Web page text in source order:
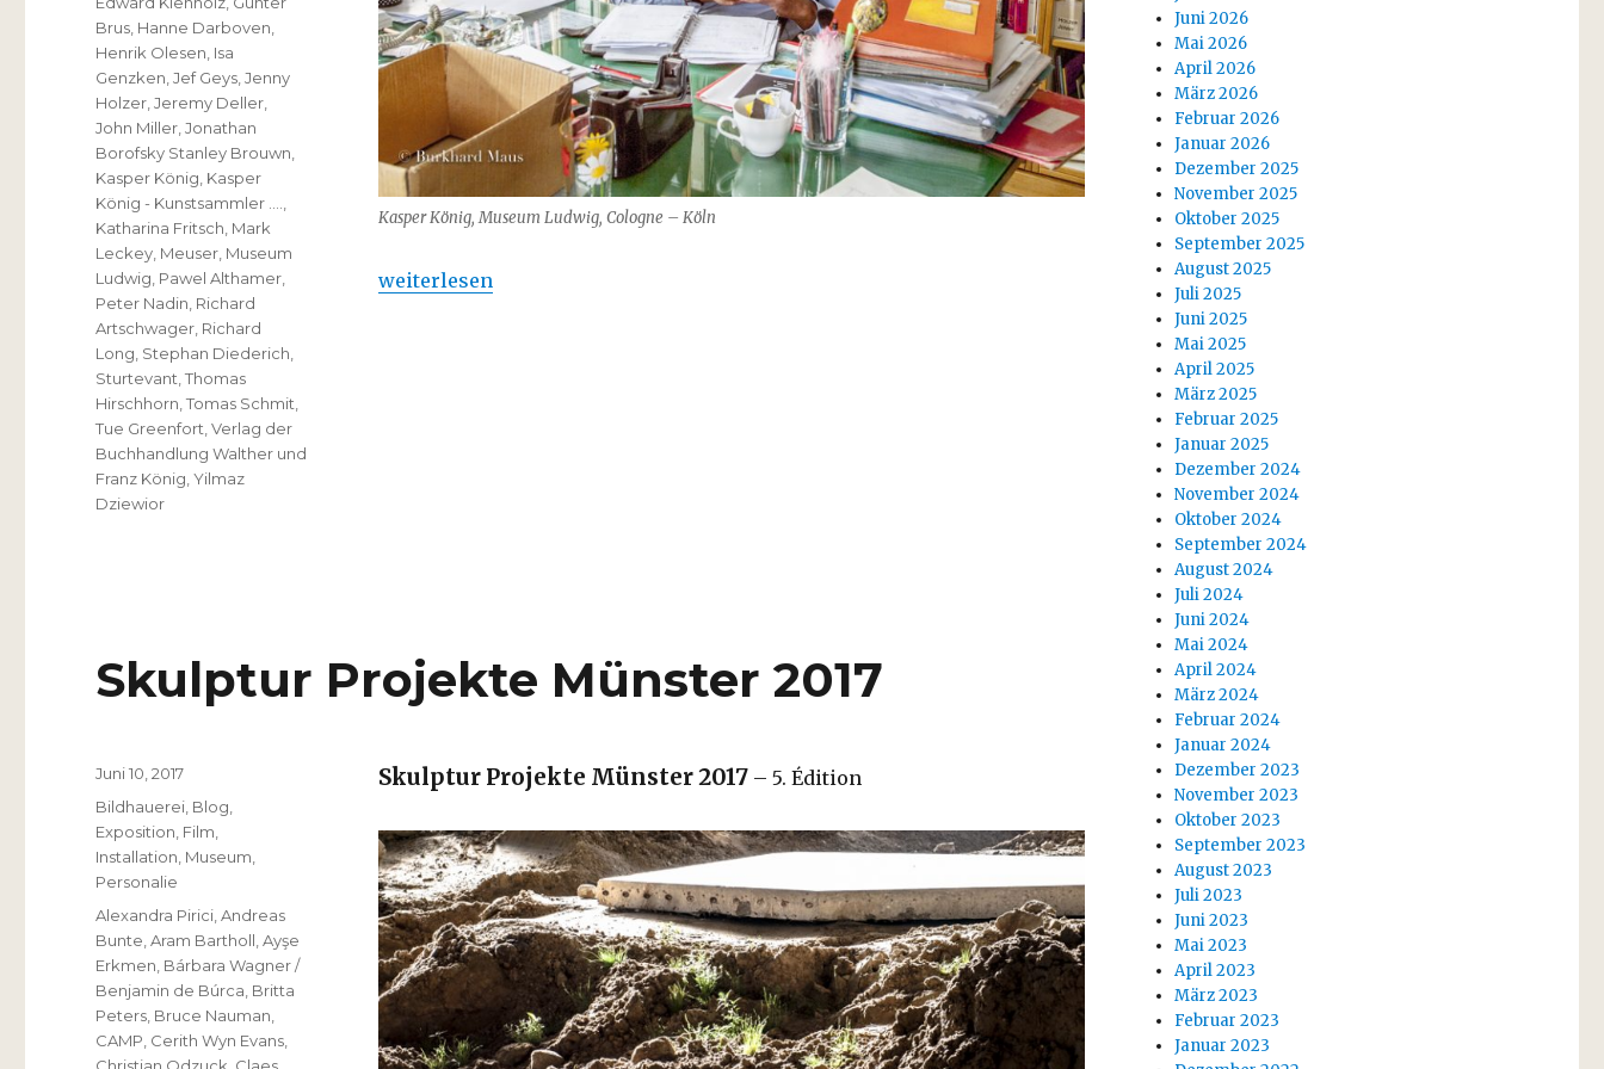
Kasper König, Museum Ludwig, Cologne – Köln
„Kasper König – Wiedersehen im Museum Ludwig“
weiterlesen
Brus Hanne Darboven
Henrik Olesen Isa
Genzken ,Jef Geys ,Jenny
Holzer ,Jeremy Deller
John Miller ,Jonathan
Borofsky Stanley Brouwn
Kasper König Kasper
König - Kunstsammler ….
Katharina Fritsch Mark
Leckey Meuser Museum
Ludwig Pawel Althamer
Peter Nadin Richard
Artschwager Richard
Long Stephan Diederich
Sturtevant ,Thomas
Hirschhorn ,Tomas Schmit
Tue Greenfort ,Verlag der
Buchhandlung Walther und
Franz König ,Yilmaz
Dziewior
Skulptur Projekte Münster 2017
Skulptur Projekte Münster 2017 – 5. Édition
Veröffentlicht
am
Juni 10, 2017
Kategorien
Bildhauerei Blog
Exposition Film
Installation Museum
Personalie
Schlagwörter
Alexandra Pirici ,Andreas
Bunte ,Aram Bartholl ,Ayşe
Erkmen Bárbara Wagner /
Benjamin de Búrca Britta
Peters Bruce Nauman
CAMP Cerith Wyn Evans
Juni 2026
Mai 2026
April 2026
März 2026
Februar 2026
Januar 2026
Dezember 2025
November 2025
Oktober 2025
September 2025
August 2025
Juli 2025
Juni 2025
Mai 2025
April 2025
März 2025
Februar 2025
Januar 2025
Dezember 2024
November 2024
Oktober 2024
September 2024
August 2024
Juli 2024
Juni 2024
Mai 2024
April 2024
März 2024
Februar 2024
Januar 2024
Dezember 2023
November 2023
Oktober 2023
September 2023
August 2023
Juli 2023
Juni 2023
Mai 2023
April 2023
März 2023
Februar 2023
Januar 2023